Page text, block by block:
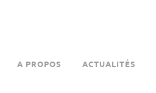
A PROPOS ACTUALITÉS